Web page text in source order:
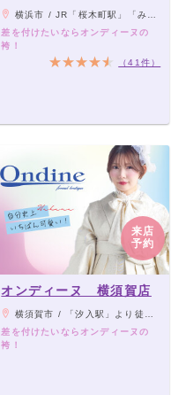
横浜市 / JR「桜木町駅」「みなとみらい駅」より徒歩5分
差を付けたいならオンディーヌの
袴！
（41件）
来店
予約
オンディーヌ 横須賀店
横須賀市 / 「汐入駅」より徒歩1分
差を付けたいならオンディーヌの
袴！